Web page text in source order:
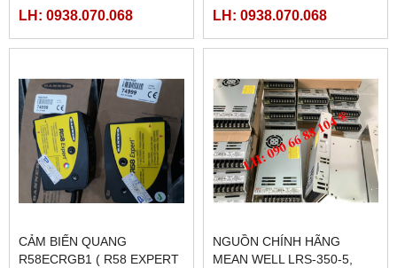
KHIỂN SERVO
LH: 0938.070.068 LH: 0938.070.068
CẢM BIẾN QUANG
R58ECRGB1 ( R58 EXPERT
NGUỒN CHÍNH HÃNG
MEAN WELL LRS-350-5,